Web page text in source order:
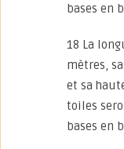
bases en
18 La
mètres,
et sa
toiles
bases en